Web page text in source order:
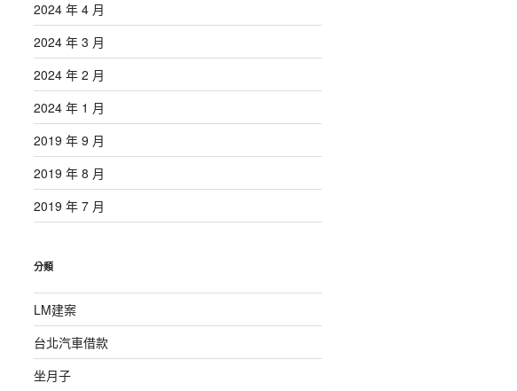
2024 年 4 月
2024 年 3 月
2024 年 2 月
2024 年 1 月
2019 年 9 月
2019 年 8 月
2019 年 7 月
分類
LM建案
台北汽車借款
坐月子